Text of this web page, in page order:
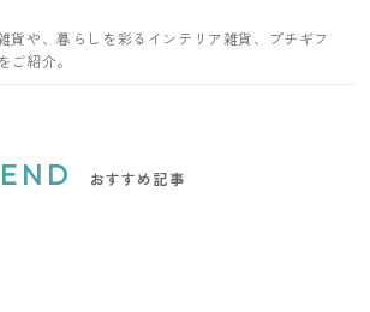
貨や、暮らしを彩るインテリア雑貨、プチギフ
ご紹介。
おすすめ記事